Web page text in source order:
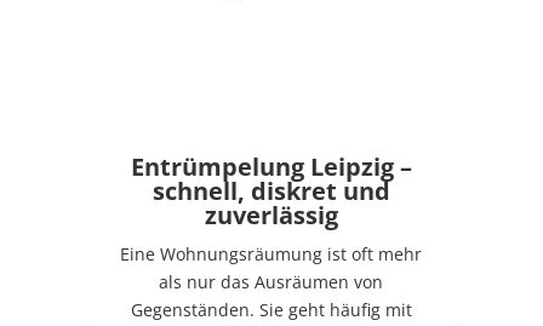
Entrümpelung Leipzig –
schnell, diskret und
zuverlässig
Eine Wohnungsräumung ist oft mehr
als nur das Ausräumen von
Gegenständen. Sie geht häufig mit